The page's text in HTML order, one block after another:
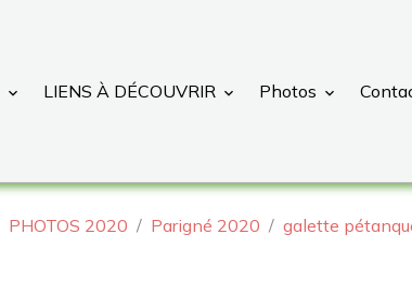
LIENS À DÉCOUVRIR Photos
PHOTOS 2020 Parigné 2020
galette